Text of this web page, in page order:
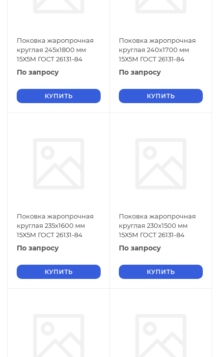
Поковка жаропрочная
круглая 245х1800 мм
15Х5М ГОСТ 26131-84
По запросу
КУПИТЬ
Поковка жаропрочная
круглая 240х1700 мм
15Х5М ГОСТ 26131-84
По запросу
КУПИТЬ
Поковка жаропрочная
круглая 235х1600 мм
15Х5М ГОСТ 26131-84
По запросу
КУПИТЬ
Поковка жаропрочная
круглая 230х1500 мм
15Х5М ГОСТ 26131-84
По запросу
КУПИТЬ